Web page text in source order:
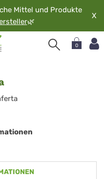
Mittel und Produkte
🌿
X
0